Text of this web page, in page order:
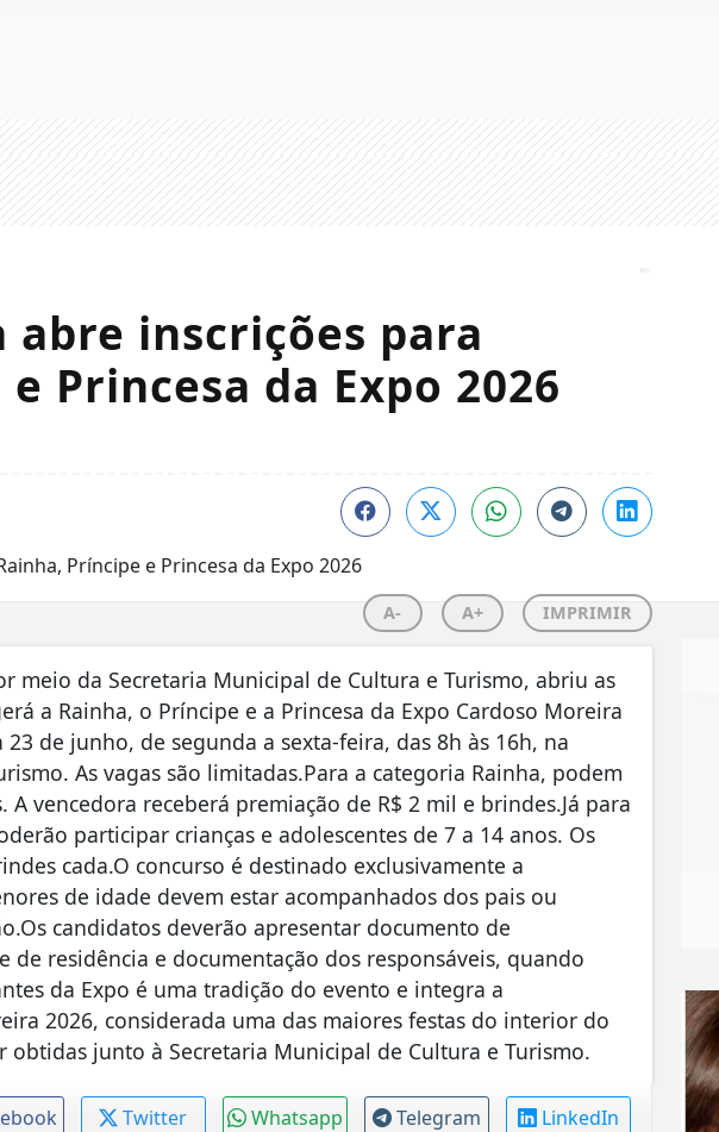
abre inscrições para
Princesa da Expo 2026
A- A+ IMPRIMIR
meio da Secretaria Municipal de Cultura e Turismo, abriu as
a Rainha, o Príncipe e a Princesa da Expo Cardoso Moreira
de junho, de segunda a sexta-feira, das 8h às 16h, na
As vagas são limitadas.Para a categoria Rainha, podem
vencedora receberá premiação de R$ 2 mil e brindes.Já para
participar crianças e adolescentes de 7 a 14 anos. Os
cada.O concurso é destinado exclusivamente a
de idade devem estar acompanhados dos pais ou
candidatos deverão apresentar documento de
residência e documentação dos responsáveis, quando
da Expo é uma tradição do evento e integra a
2026, considerada uma das maiores festas do interior do
obtidas junto à Secretaria Municipal de Cultura e Turismo.
Twitter Whatsapp Telegram LinkedIn